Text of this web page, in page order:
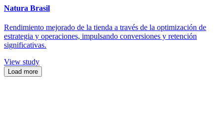
Natura Brasil
Rendimiento mejorado de la tienda a través de la optimización de
estrategia y operaciones, impulsando conversiones y retención
significativas.
View study
Load more